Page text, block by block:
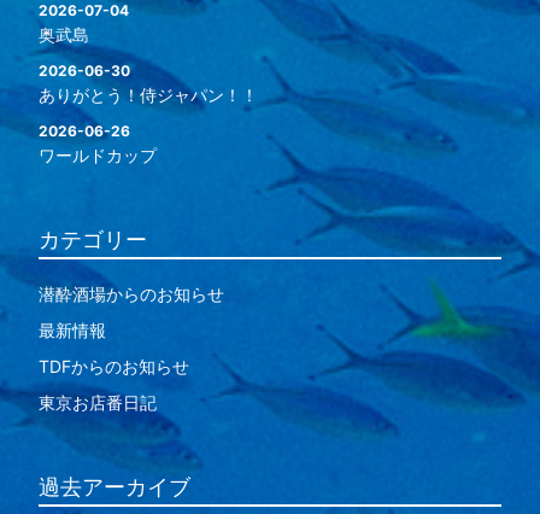
2026-07-04
奥武島
2026-06-30
ありがとう！侍ジャパン！！
2026-06-26
ワールドカップ
カテゴリー
潜酔酒場からのお知らせ
最新情報
TDFからのお知らせ
東京お店番日記
過去アーカイブ